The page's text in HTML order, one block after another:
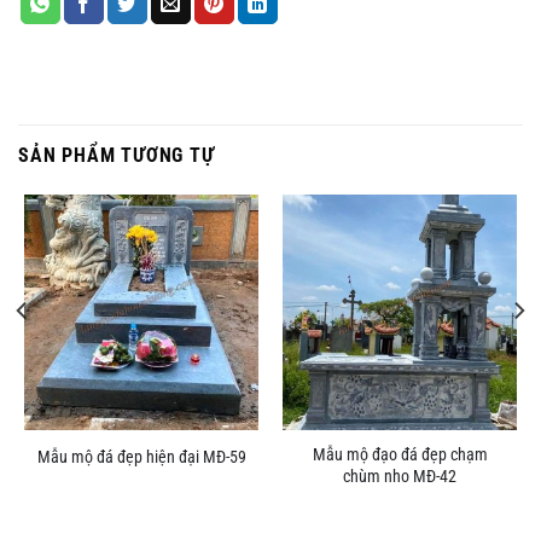
SẢN PHẨM TƯƠNG TỰ
Mẫu mộ đá đẹp hiện đại MĐ-59
Mẫu mộ đạo đá đẹp chạm
chùm nho MĐ-42